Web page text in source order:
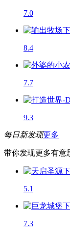
7.0
8.4
7.7
9.3
每日新发现更多
带你发现更多有意
5.1
7.3